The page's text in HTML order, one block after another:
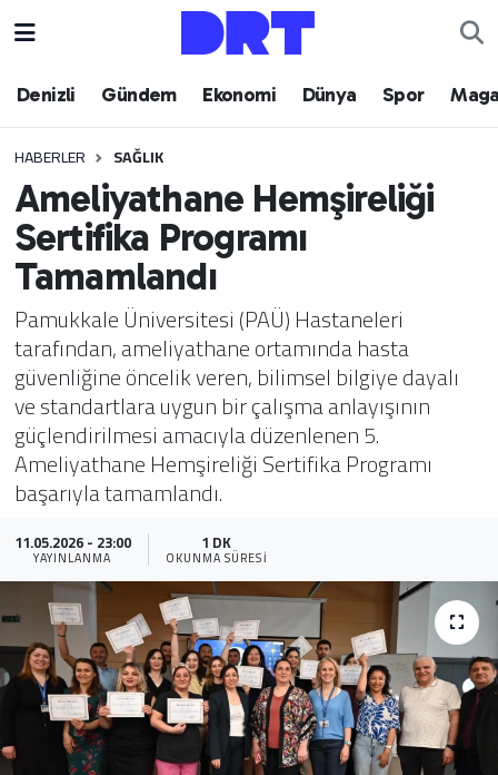
Denizli Gündem Ekonomi Dünya Spor
HABERLER SAĞLIK
Ameliyathane Hemşireliği
Sertifika Programı
Tamamlandı
Pamukkale Üniversitesi (PAÜ) Hastaneleri
tarafından, ameliyathane ortamında hasta
güvenliğine öncelik veren, bilimsel bilgiye dayalı
ve standartlara uygun bir çalışma anlayışının
güçlendirilmesi amacıyla düzenlenen 5.
Ameliyathane Hemşireliği Sertifika Programı
başarıyla tamamlandı.
11.05.2026 - 23:00
YAYINLANMA
1 DK
OKUNMA SÜRESI
Denizli
Ekonomi
Dünya
Spor
Magazin
Teknoloji
Yaşam
Sağlık
Yazarlar
Resmi İlan
Resmi Reklam
Hava Durumu
Trafik Durumu
Puan Durumu ve Fikstür
Tüm Manşetler
Son Dakika Haberleri
Haber Arşivi